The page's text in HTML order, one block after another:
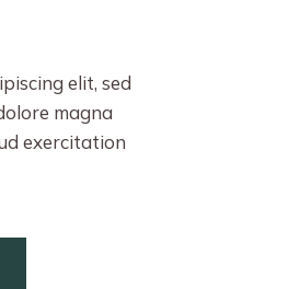
elit, sed
magna
exercitation